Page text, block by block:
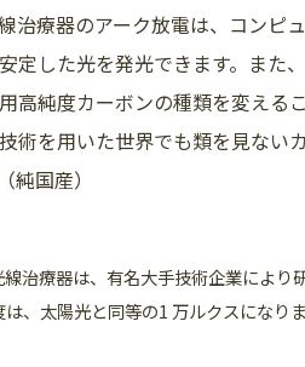
治療器のアーク放電は、コンピ
定した光を発光できます。また
高純度カーボンの種類を変える
術を用いた世界でも類を見ない
純国産）
治療器は、有名大手技術企業により
、太陽光と同等の1 万ルクスになり